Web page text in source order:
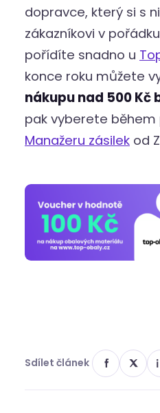
dopravce, který si s
zákazníkovi v
pořídíte snadno u
konce roku můžete
nákupu nad 500 Kč
pak vyberete během
Manažeru zásilek od
Sdílet článek